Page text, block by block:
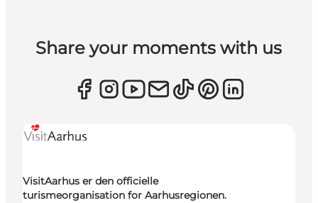
Share your moments with us
VisitAarhus er den officielle
turismeorganisation for Aarhusregionen.